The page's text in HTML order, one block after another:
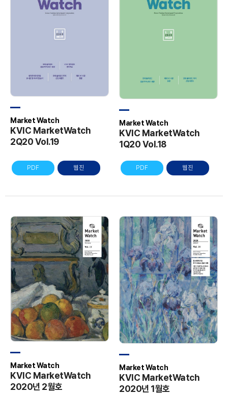
Market Watch
KVIC MarketWatch
2Q20 Vol.19
PDF 웹진
Market Watch
KVIC MarketWatch
1Q20 Vol.18
PDF 웹진
Market Watch
KVIC MarketWatch
2020년 2월호
Market Watch
KVIC MarketWatch
2020년 1월호